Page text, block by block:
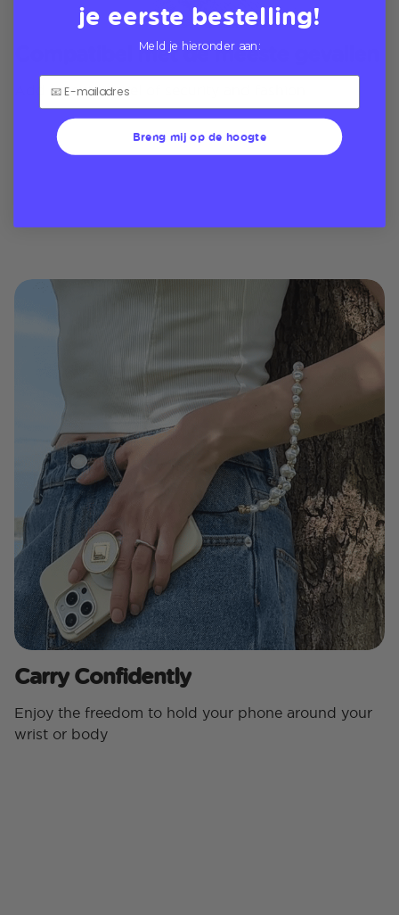
Compatibel met de meeste gevallen
Add an extra level of security and fashion
Carry Confidently
Enjoy the freedom to hold your phone around your
wrist or body
je eerste bestelling!
Meld je hieronder aan:
Breng mij op de hoogte